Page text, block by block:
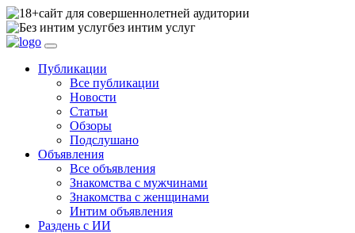
сайт для совершеннолетней аудитории
без интим услуг
Публикации
Все публикации
Новости
Статьи
Обзоры
Подслушано
Объявления
Все объявления
Знакомства с мужчинами
Знакомства с женщинами
Интим объявления
Раздень с ИИ